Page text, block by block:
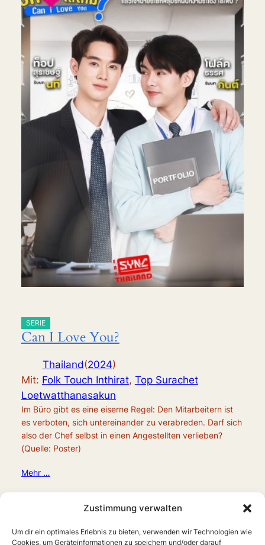
Zustimmung verwalten
Um dir ein optimales Erlebnis zu bieten, verwenden wir Technologien wie
Cookies, um Geräteinformationen zu speichern und/oder darauf
SERIE
Can I Love You?
Thailand(2024)
Mit: Folk Touch Inthirat, Top Surachet
Loetwatthanasakun
Im Büro gibt es eine eiserne Regel: Den Mitarbeitern ist
es verboten, sich untereinander zu verabreden. Darf sich
also der Chef selbst in einen Angestellten verlieben?
(Quelle: Poster)
Mehr …